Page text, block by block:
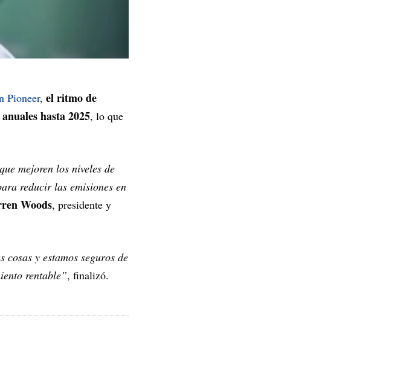
Pioneer, el ritmo de
hasta 2025, lo que
mejoren los niveles de
reducir las emisiones en
Woods, presidente y
y estamos seguros de
rentable”, finalizó.